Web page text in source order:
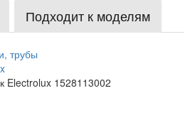
Подходит к моделям
трубы
Electrolux 1528113002